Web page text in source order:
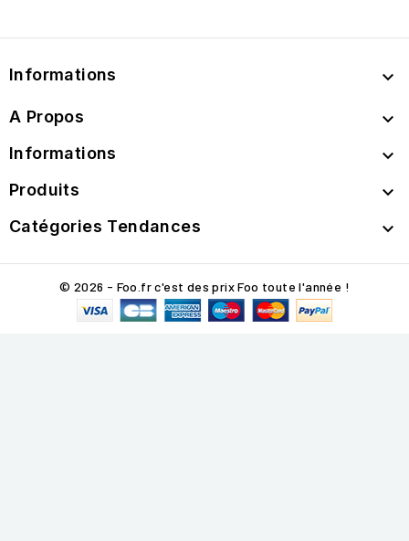
Informations 
A Propos 
Informations 
Produits 
Catégories Tendances 
© 2026 - Foo.fr c'est des prix Foo toute l'année !